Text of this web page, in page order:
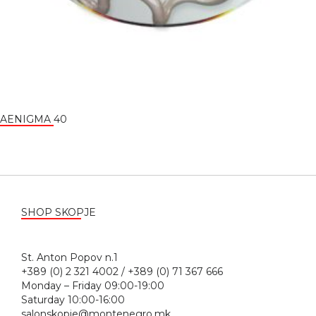
AENIGMA 40
SHOP SKOPJE
St. Anton Popov n.1
+389 (0) 2 321 4002 / +389 (0) 71 367 666
Monday – Friday 09:00-19:00
Saturday 10:00-16:00